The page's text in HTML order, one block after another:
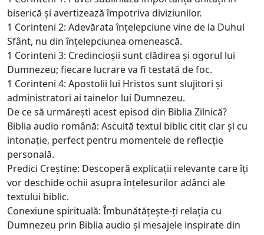
biserică și avertizează împotriva diviziunilor.
1 Corinteni 2: Adevărata înțelepciune vine de la Duhul
Sfânt, nu din înțelepciunea omenească.
1 Corinteni 3: Credincioșii sunt clădirea și ogorul lui
Dumnezeu; fiecare lucrare va fi testată de foc.
1 Corinteni 4: Apostolii lui Hristos sunt slujitori și
administratori ai tainelor lui Dumnezeu.
De ce să urmărești acest episod din Biblia Zilnică?
Biblia audio română: Ascultă textul biblic citit clar și cu
intonație, perfect pentru momentele de reflecție
personală.
Predici Creștine: Descoperă explicații relevante care îți
vor deschide ochii asupra înțelesurilor adânci ale
textului biblic.
Conexiune spirituală: Îmbunătățește-ți relația cu
Dumnezeu prin Biblia audio și mesajele inspirate din